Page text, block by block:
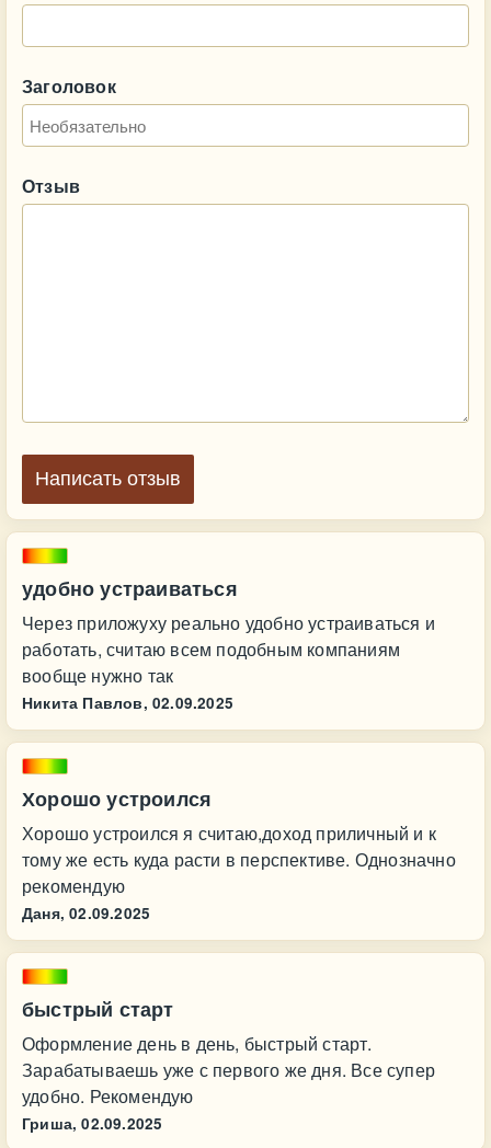
удобно устраиваться
Через приложуху реально удобно устраиваться и
работать, считаю всем подобным компаниям
вообще нужно так
Никита Павлов, 02.09.2025
Хорошо устроился
Хорошо устроился я считаю,доход приличный и к
тому же есть куда расти в перспективе. Однозначно
рекомендую
Даня, 02.09.2025
быстрый старт
Оформление день в день, быстрый старт.
Зарабатываешь уже с первого же дня. Все супер
удобно. Рекомендую
Гриша, 02.09.2025
Заголовок
Отзыв
Написать отзыв